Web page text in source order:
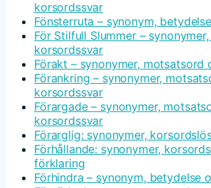
korsordssvar
Fönsterruta – synonym,
För Stilfull Slummer –
korsordssvar
Förakt – synonymer, motsatsord
Förankring – synonymer,
korsordssvar
Förargade – synonymer,
korsordssvar
Förarglig: synonymer,
Förhållande: synonymer,
förklaring
Förhindra – synonym, betydelse